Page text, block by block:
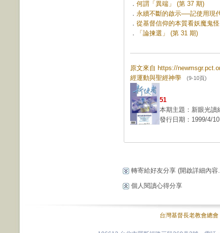
． 何謂「異端」 (第 37 期)
． 永續不斷的啟示──記使用現
． 從基督信仰的本質看妖魔鬼
．
「論揀選」 (第 31 期)
原文來自 https://
經運動與聖經神學 (9-10頁)
51
本期主題：新眼光讀
發行日期：1999/4/10
轉寄給好友分享 (開啟詳細內容
個人閱讀心得分享
台灣基督長老教會總會